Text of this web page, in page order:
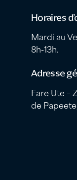
Horaires
Mardi au
8h-13h.
Adresse
Fare Ute –
de